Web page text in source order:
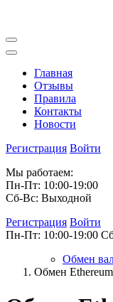
Главная
Отзывы
Правила
Контакты
Новости
Регистрация Войти
Мы работаем:
Пн-Пт: 10:00-19:00
Сб-Вс: Выходной
Регистрация Войти
Пн-Пт: 10:00-19:00
Обмен
Обмен